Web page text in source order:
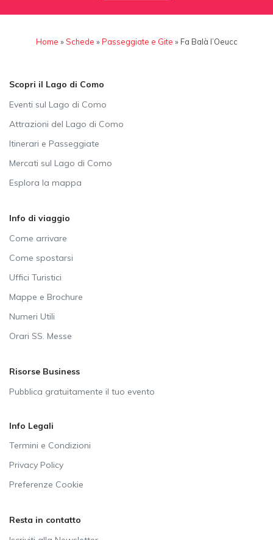
Home »Schede »Passeggiate e Gite » Fa Balà l’Oeucc
Scopri il Lago di Como
Eventi sul Lago di Como
Attrazioni del Lago di Como
Itinerari e Passeggiate
Mercati sul Lago di Como
Esplora la mappa
Info di viaggio
Come arrivare
Come spostarsi
Uffici Turistici
Mappe e Brochure
Numeri Utili
Orari SS. Messe
Risorse Business
Pubblica gratuitamente il tuo evento
Info Legali
Termini e Condizioni
Privacy Policy
Preferenze Cookie
Resta in contatto